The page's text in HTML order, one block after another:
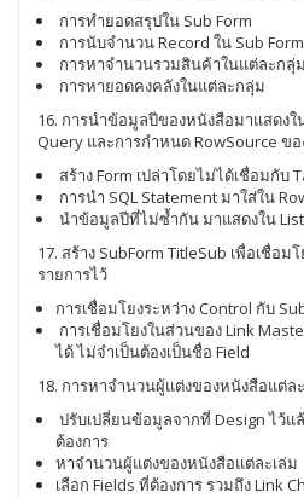
การทำยอดสรุปใน Sub Form
การนับจำนวน Record ใน Sub Form
การหาจำนวนรวมสินค้าในแต่ละกลุ่ม
การหายอดคงคลังในแต่ละกลุ่ม
16. การนำข้อมูลปีของหนังสือมาแสดงใ
Query และการกำหนด RowSource ขอ
สร้าง Form เปล่าโดยไม่ได้เชื่อมกับ
การนำ SQL Statement มาใส่ใน
นำข้อมูลปีที่ไม่ซ้ำกัน มาแสดงใน
17. สร้าง SubForm TitleSub เพื่อเชื่อ
รายการไว้
การเชื่อมโยงระหว่าง Control กับ
การเชื่อมโยงในส่วนของ Link
ได้ ไม่จำเป็นต้องเป็นชื่อ Field
18. การหาจำนวนผู้แต่งของหนังสือแต่ล
ปรับเปลี่ยนข้อมูลจากที่ Design ไว้แ
ต้องการ
หาจำนวนผู้แต่งของหนังสือแต่ละเล่ม
เลือก Fields ที่ต้องการ รวมถึง Link